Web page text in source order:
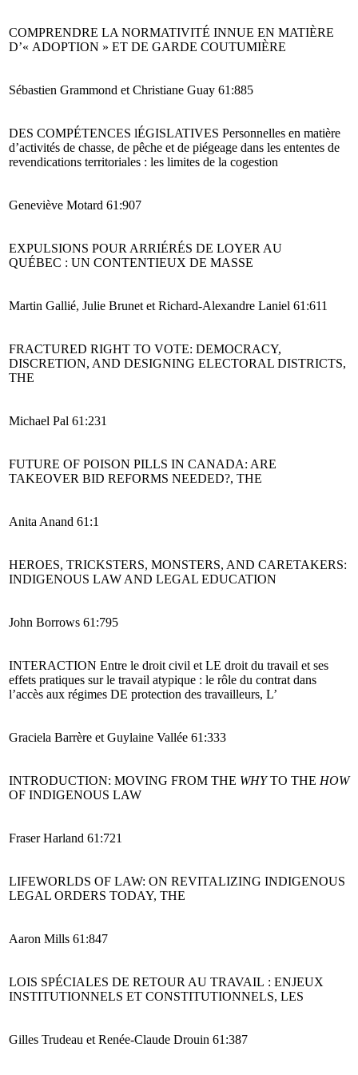
COMPRENDRE LA NORMATIVITÉ INNUE EN MATIÈRE
D’« ADOPTION » ET DE GARDE COUTUMIÈRE
Sébastien Grammond et Christiane Guay 61:885
DES COMPÉTENCES lÉGISLATIVES Personnelles en matière
d’activités de chasse, de pêche et de piégeage dans les ententes de
revendications territoriales : les limites de la cogestion
Geneviève Motard 61:907
EXPULSIONS POUR ARRIÉRÉS DE LOYER AU
QUÉBEC : UN CONTENTIEUX DE MASSE
Martin Gallié, Julie Brunet et Richard-Alexandre Laniel 61:611
FRACTURED RIGHT TO VOTE: DEMOCRACY,
DISCRETION, AND DESIGNING ELECTORAL DISTRICTS,
THE
Michael Pal 61:231
FUTURE OF POISON PILLS IN CANADA: ARE
TAKEOVER BID REFORMS NEEDED?, THE
Anita Anand 61:1
HEROES, TRICKSTERS, MONSTERS, AND CARETAKERS:
INDIGENOUS LAW AND LEGAL EDUCATION
John Borrows 61:795
INTERACTION Entre le droit civil et LE droit du travail et ses
effets pratiques sur le travail atypique : le rôle du contrat dans
l’accès aux régimes DE protection des travailleurs, L’
Graciela Barrère et Guylaine Vallée 61:333
INTRODUCTION: MOVING FROM THE WHYTO THE HOW
OF INDIGENOUS LAW
Fraser Harland 61:721
LIFEWORLDS OF LAW: ON REVITALIZING INDIGENOUS
LEGAL ORDERS TODAY, THE
Aaron Mills 61:847
LOIS SPÉCIALES DE RETOUR AU TRAVAIL : ENJEUX
INSTITUTIONNELS ET CONSTITUTIONNELS, LES
Gilles Trudeau et Renée-Claude Drouin 61:387